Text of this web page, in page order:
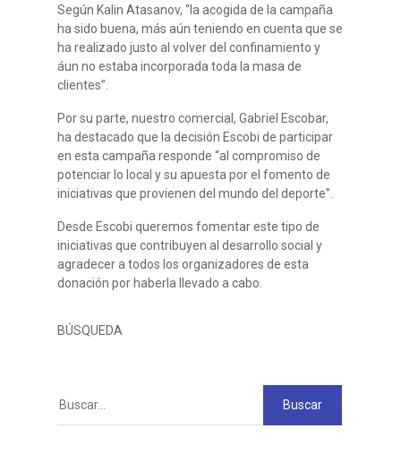
Según Kalin Atasanov, “la acogida de la campaña
ha sido buena, más aún teniendo en cuenta que se
ha realizado justo al volver del confinamiento y
áun no estaba incorporada toda la masa de
clientes”.
Por su parte, nuestro comercial, Gabriel Escobar,
ha destacado que la decisión Escobi de participar
en esta campaña responde “al compromiso de
potenciar lo local y su apuesta por el fomento de
iniciativas que provienen del mundo del deporte”.
Desde Escobi queremos fomentar este tipo de
iniciativas que contribuyen al desarrollo social y
agradecer a todos los organizadores de esta
donación por haberla llevado a cabo.
BÚSQUEDA